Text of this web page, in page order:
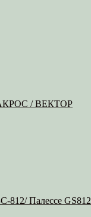
АКРОС / ВЕКТОР
812/ Палессе GS812